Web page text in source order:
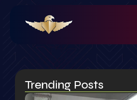
Trending Posts